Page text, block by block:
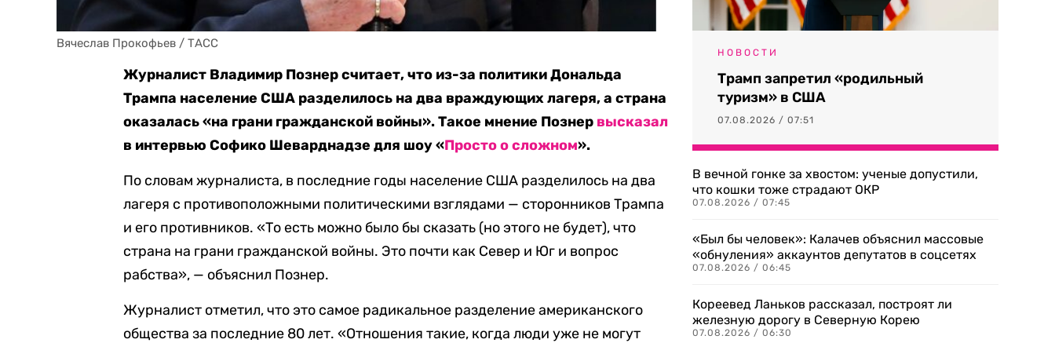
Вячеслав Прокофьев / ТАСС
Журналист Владимир Познер считает, что из-за политики Дональда
Трампа население США разделилось на два враждующих лагеря, а страна
оказалась «на грани гражданской войны». Такое мнение Познер высказал
в интервью Софико Шеварднадзе для шоу «Просто о сложном».
По словам журналиста, в последние годы население США разделилось на два
лагеря с противоположными политическими взглядами — сторонников Трампа
и его противников. «То есть можно было бы сказать (но этого не будет), что
страна на грани гражданской войны. Это почти как Север и Юг и вопрос
рабства», — объяснил Познер.
Журналист отметил, что это самое радикальное разделение американского
общества за последние 80 лет. «Отношения такие, когда люди уже не могут
НОВОСТИ
Трамп запретил «родильный
туризм» в США
07.08.2026 / 07:51
В вечной гонке за хвостом: ученые допустили,
что кошки тоже страдают ОКР
07.08.2026 / 07:45
«Был бы человек»: Калачев объяснил массовые
«обнуления» аккаунтов депутатов в соцсетях
07.08.2026 / 06:45
Кореевед Ланьков рассказал, построят ли
железную дорогу в Северную Корею
07.08.2026 / 06:30